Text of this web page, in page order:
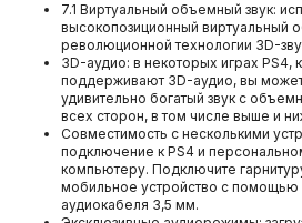
7.1 Виртуальный объемный звук:
высокопозиционный виртуальный
революционной технологии 3D-
3D-аудио: в некоторых играх PS4,
поддерживают 3D-аудио, вы
удивительно богатый звук с
всех сторон, в том числе выше и
Совместимость с несколькими
подключение к PS4 и
компьютеру. Подключите
мобильное устройство с помощью
аудиокабеля 3,5 мм.